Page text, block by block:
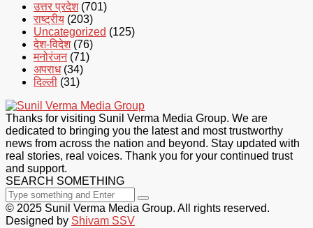
उत्तर प्रदेश (701)
राष्ट्रीय (203)
Uncategorized (125)
देश-विदेश (76)
मनोरंजन (71)
अपराध (34)
दिल्ली (31)
Thanks for visiting Sunil Verma Media Group. We are
dedicated to bringing you the latest and most trustworthy
news from across the nation and beyond. Stay updated with
real stories, real voices. Thank you for your continued trust
and support.
SEARCH SOMETHING
© 2025 Sunil Verma Media Group. All rights reserved.
Designed by Shivam SSV